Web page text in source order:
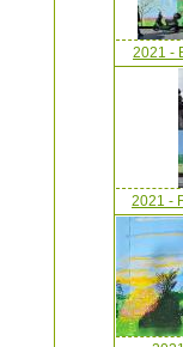
2021 -
2021 -